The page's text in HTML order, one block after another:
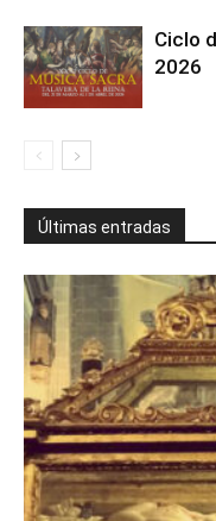
Ciclo
2026
Últimas entradas